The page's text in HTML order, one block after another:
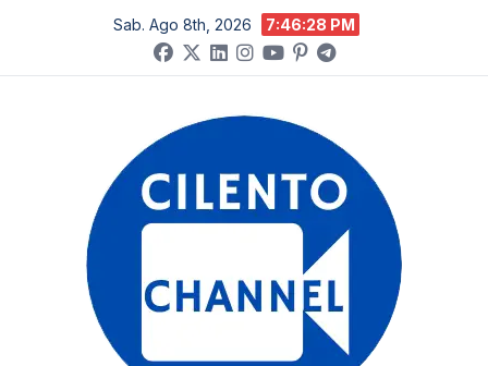
contenuto
Sab. Ago 8th, 2026 7:46:29 PM